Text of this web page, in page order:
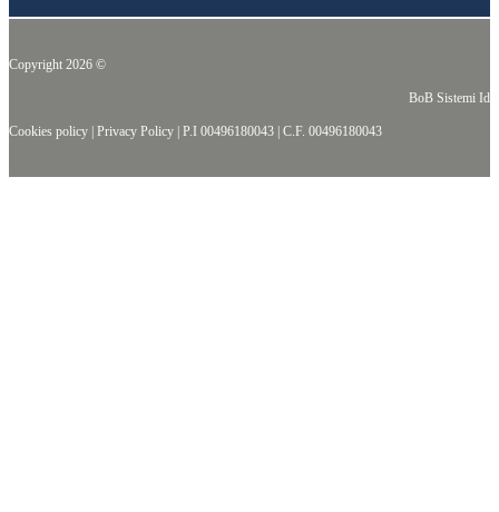
Copyright 2026 ©
BoB Sistemi
Cookies policy | Privacy Policy | P.I 00496180043 | C.F. 00496180043